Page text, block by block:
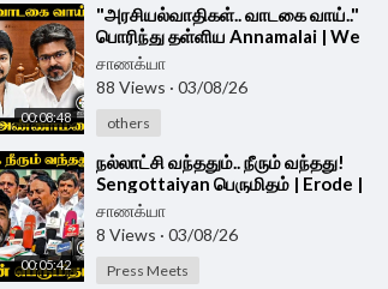
00:08:48
⁣"அரசியல்வாதிகள்.. வாடகை வாய்.."
பொரிந்து தள்ளிய Annamalai | We
The Leaders | Madurai
சாணக்யா
88 Views · 03/08/26
others
00:05:42
⁣நல்லாட்சி வந்ததும்.. நீரும் வந்தது!
Sengottaiyan பெருமிதம் | Erode |
TVK | Latest Pressmeet
சாணக்யா
8 Views · 03/08/26
Press Meets